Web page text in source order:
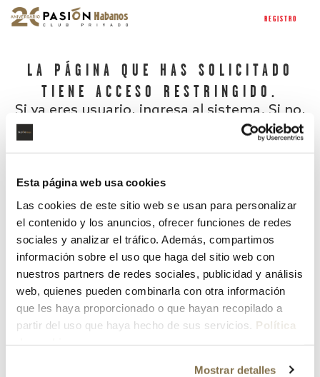
Esta página web usa cookies
Las cookies de este sitio web se usan para personalizar
el contenido y los anuncios, ofrecer funciones de redes
sociales y analizar el tráfico. Además, compartimos
información sobre el uso que haga del sitio web con
nuestros partners de redes sociales, publicidad y análisis
web, quienes pueden combinarla con otra información
que les haya proporcionado o que hayan recopilado a
partir del uso que haya hecho de sus servicios. Política
Mostrar detalles
REGISTRO
LA PÁGINA QUE HAS SOLICITADO
TIENE ACCESO RESTRINGIDO.
Si ya eres usuario, ingresa al sistema. Si no,
¿Has olvidado tu contraseña?